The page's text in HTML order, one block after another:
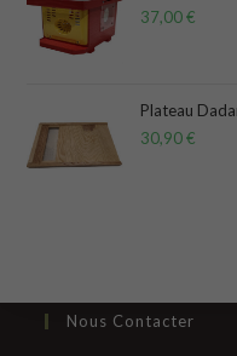
37,00€
Plateau
30,90€
Nous Contacter